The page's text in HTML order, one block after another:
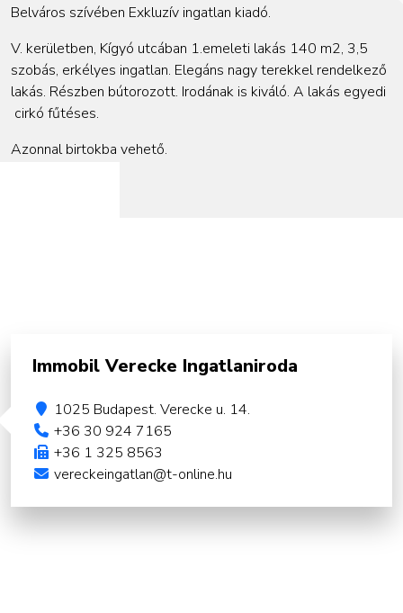
Belváros szívében Exkluzív ingatlan kiadó.
V. kerületben, Kígyó utcában 1.emeleti lakás 140 m2, 3,5
szobás, erkélyes ingatlan. Elegáns nagy terekkel rendelkező
lakás. Részben bútorozott. Irodának is kiváló. A lakás egyedi
cirkó fűtéses.
Azonnal birtokba vehető.
Immobil Verecke Ingatlaniroda
1025 Budapest. Verecke u. 14.
+36 30 924 7165
+36 1 325 8563
vereckeingatlan@t-online.hu